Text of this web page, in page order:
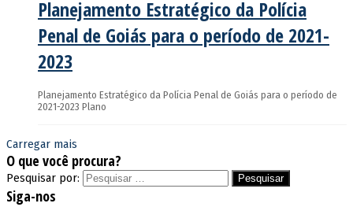
Planejamento Estratégico da Polícia
Penal de Goiás para o período de 2021-
2023
Planejamento Estratégico da Polícia Penal de Goiás para o período de
2021-2023 Plano
Carregar mais
O que você procura?
Pesquisar por:
Siga-nos